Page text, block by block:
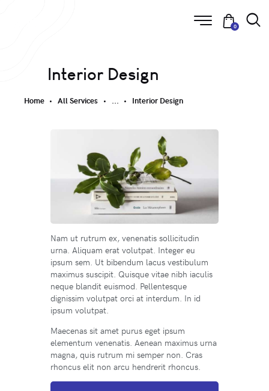
0
Interior Design
Home All Services ... Interior Design
Nam ut rutrum ex, venenatis sollicitudin
urna. Aliquam erat volutpat. Integer eu
ipsum sem. Ut bibendum lacus vestibulum
maximus suscipit. Quisque vitae nibh iaculis
neque blandit euismod. Pellentesque
dignissim volutpat orci at interdum. In id
ipsum volutpat.
Maecenas sit amet purus eget ipsum
elementum venenatis. Aenean maximus urna
magna, quis rutrum mi semper non. Cras
rhoncus elit non arcu hendrerit rhoncus.